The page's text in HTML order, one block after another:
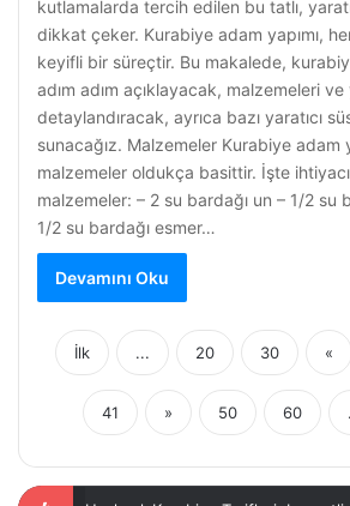
kutlamalarda tercih edilen bu tatlı,
dikkat çeker. Kurabiye adam yapımı,
keyifli bir süreçtir. Bu makalede,
adım adım açıklayacak, malzemeleri ve
detaylandıracak, ayrıca bazı yaratıcı
sunacağız. Malzemeler Kurabiye
malzemeler oldukça basittir. İşte
malzemeler: – 2 su bardağı un – 1/2 su
1/2 su bardağı esmer…
Devamını Oku
İlk ... 20 30 «
41 » 50 60